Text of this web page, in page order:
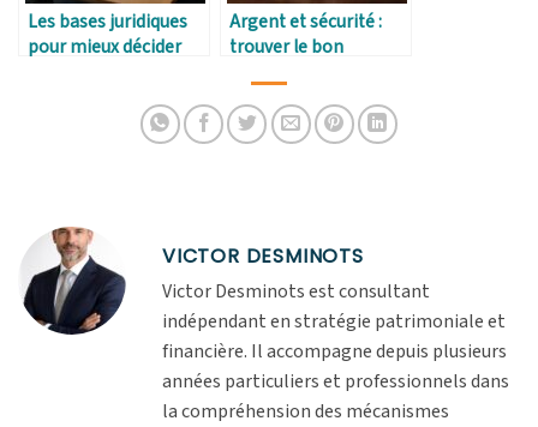
Les bases juridiques
pour mieux décider
Argent et sécurité :
trouver le bon
VICTOR DESMINOTS
Victor Desminots est consultant
indépendant en stratégie patrimoniale et
financière. Il accompagne depuis plusieurs
années particuliers et professionnels dans
la compréhension des mécanismes